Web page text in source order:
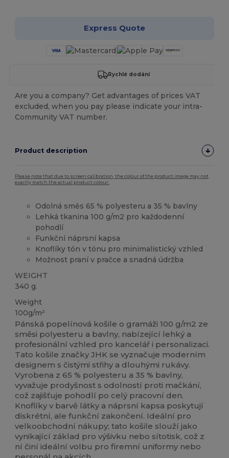
Express Quote
Rychlé dodání
Are you a company? Get advantages of prices VAT
excluded, when you pay please indicate your intra-
Community VAT number.
Product description
Please note that due to screen calibration, the colour of the product image may not
exactly match the actual product colour.
Odolná směs 65 % polyesteru a 35 % bavlny
Lehká tkanina 100 g/m2 pro každodenní
pohodlí
Funkční náprsní kapsa
Knoflíky tón v tónu pro minimalistický vzhled
Možnost praní v pračce a snadná údržba
WEIGHT
340 g.
Weight
100g/m²
Pánská popelínová košile o gramáži 100 g/m2 ze
směsi polyesteru a bavlny, nabízející lehký a
profesionální vzhled pro kancelář i personalizaci.
Tato košile značky JHK se vyznačuje moderním
designem s čistými střihy a dlouhými rukávy.
Vyrobena z 65 % polyesteru a 35 % bavlny,
vyvažuje prodyšnost s odolností proti mačkání,
což zajišťuje pohodlí po celý pracovní den.
Knoflíky v barvě látky a náprsní kapsa poskytují
diskrétní, ale funkční zakončení. Ideální pro
velkoobchodní nákupy; tato košile slouží jako
vynikající základ pro výšivku nebo sítotisk, což z
ní činí ideální volbu pro firemní uniformy nebo